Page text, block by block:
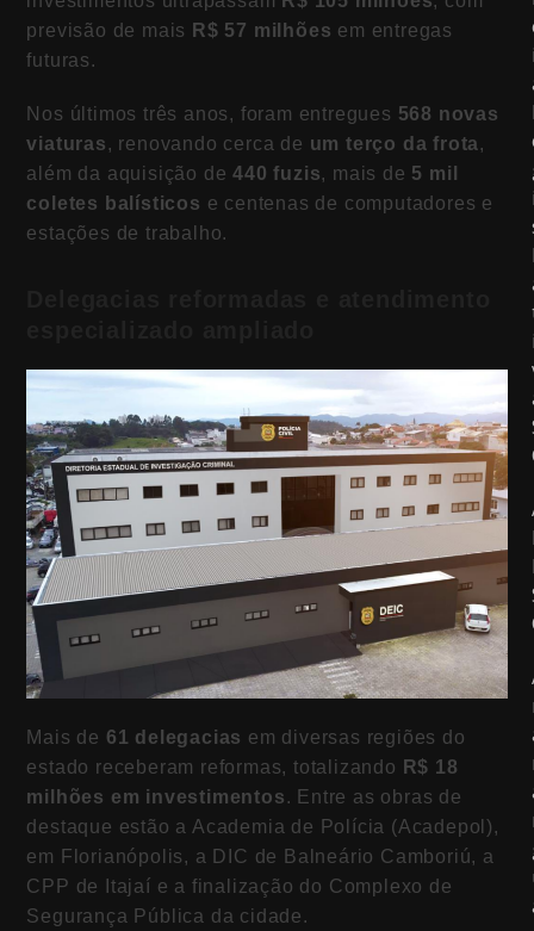
previsão de mais R$ 57 milhões em entregas
futuras.
Nos últimos três anos, foram entregues 568 novas
viaturas, renovando cerca de um terço da frota,
além da aquisição de440 fuzis, mais de 5 mil
coletes balísticos e centenas de computadores e
estações de trabalho.
Mais de 61 delegacias em diversas regiões do
estado receberam reformas, totalizando R$ 18
milhões em investimentos. Entre as obras de
destaque estão a Academia de Polícia (Acadepol),
em Florianópolis, a DIC de Balneário Camboriú, a
CPP de Itajaí e a finalização do Complexo de
Segurança Pública da cidade.